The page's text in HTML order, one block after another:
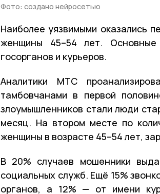
Фото: создано нейросетью
Наиболее уязвимыми оказались
женщины 45–54 лет.
госорганов и курьеров.
Аналитики МТС
тамбовчанами в первой
злоумышленников стали люди
месяц. На втором месте по
женщины в возрасте 45–54 лет,
В 20% случаев мошенники
социальных служб. Ещё 15%
органов, а 12% — от имени